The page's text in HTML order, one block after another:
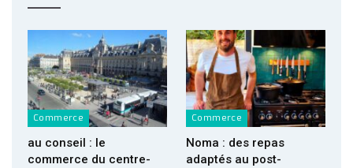
Commerce
au conseil : le
commerce du centre-
Commerce
Noma : des repas
adaptés au post-